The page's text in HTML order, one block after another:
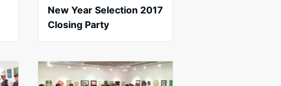
New Year Selection 2017
Closing Party